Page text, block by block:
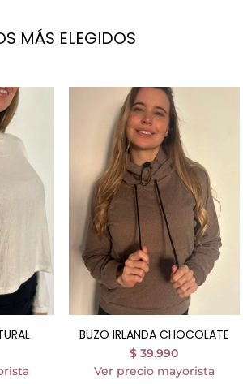
MÁS ELEGIDOS
BUZO IRLANDA CHOCOLATE
$ 39.990
Ver precio mayorista